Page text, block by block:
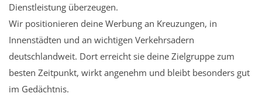
Dienstleistung überzeugen.
Wir positionieren deine Werbung an Kreuzungen, in
Innenstädten und an wichtigen Verkehrsadern
deutschlandweit. Dort erreicht sie deine Zielgruppe zum
besten Zeitpunkt, wirkt angenehm und bleibt besonders gut
im Gedächtnis.